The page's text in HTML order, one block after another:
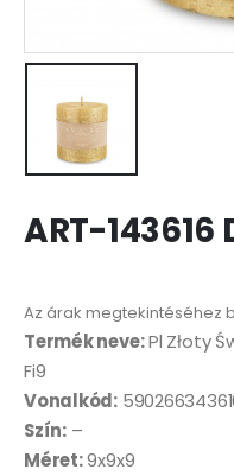
ART-
Az árak megtekintéséhez
Termék neve:Pl Złoty
Fi9
Vonalkód:
Szín:–
Méret:9x9x9